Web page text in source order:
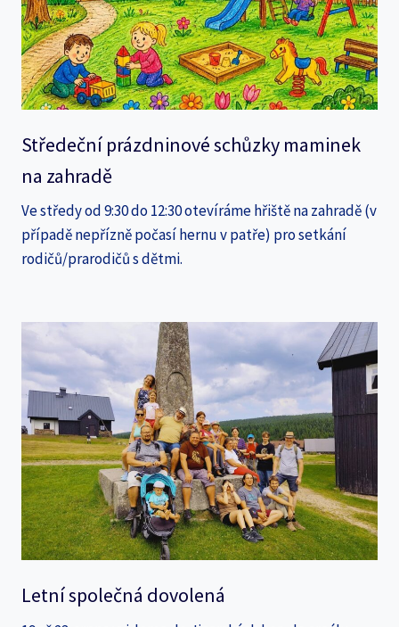
Středeční prázdninové schůzky maminek
na zahradě
Ve středy od 9:30 do 12:30 otevíráme hřiště na zahradě (v
případě nepřízně počasí hernu v patře) pro setkání
rodičů/prarodičů s dětmi.
Letní společná dovolená